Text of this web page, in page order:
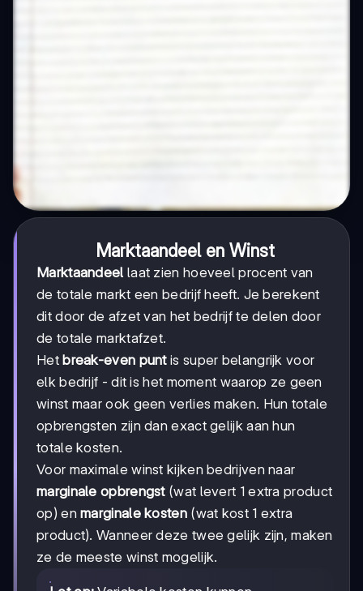
Marktaandeel en Winst
Marktaandeel laat zien hoeveel procent van
de totale markt een bedrijf heeft. Je berekent
dit door de afzet van het bedrijf te delen door
de totale marktafzet.
Hetbreak-even puntis super belangrijk voor
elk bedrijf - dit is het moment waarop ze geen
winst maar ook geen verlies maken. Hun totale
opbrengsten zijn dan exact gelijk aan hun
totale kosten.
Voor maximale winst kijken bedrijven naar
marginale opbrengst(wat levert 1 extra product
op) enmarginale kosten(wat kost 1 extra
product). Wanneer deze twee gelijk zijn, maken
ze de meeste winst mogelijk.